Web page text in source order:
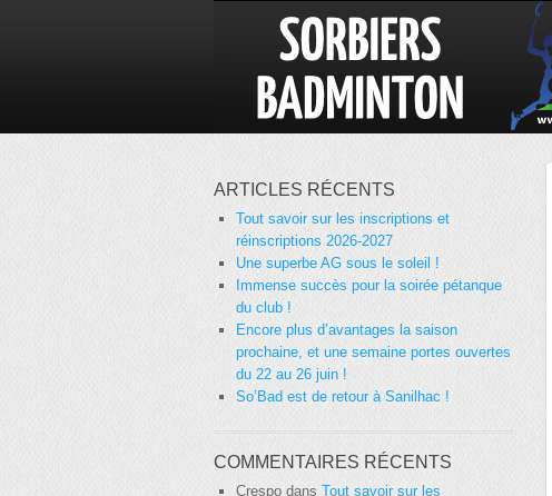
ARTICLES RÉCENTS
Tout savoir sur les inscriptions et
réinscriptions 2026-2027
Une superbe AG sous le soleil !
Immense succès pour la soirée pétanque
du club !
Encore plus d’avantages la saison
prochaine, et une semaine portes ouvertes
du 22 au 26 juin !
So’Bad est de retour à Sanilhac !
COMMENTAIRES RÉCENTS
Crespo dans Tout savoir sur les